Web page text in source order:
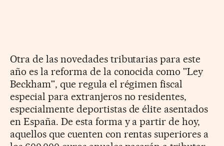
Otra de las novedades tributarias para este
año es la reforma de la conocida como ''Ley
Beckham'', que regula el régimen fiscal
especial para extranjeros no residentes,
especialmente deportistas de élite asentados
en España. De esta forma y a partir de hoy,
aquellos que cuenten con rentas superiores a